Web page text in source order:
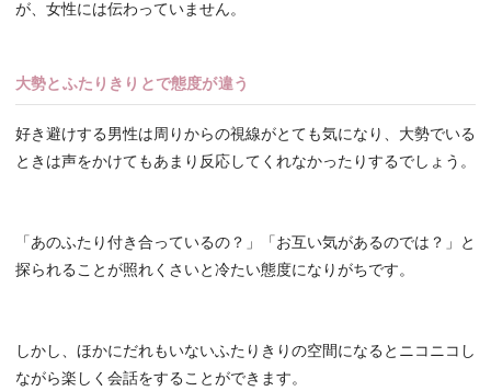
が、女性には伝わっていません。
大勢とふたりきりとで態度が違う
好き避けする男性は周りからの視線がとても気になり、大勢でいる
ときは声をかけてもあまり反応してくれなかったりするでしょう。
「あのふたり付き合っているの？」「お互い気があるのでは？」と
探られることが照れくさいと冷たい態度になりがちです。
しかし、ほかにだれもいないふたりきりの空間になるとニコニコし
ながら楽しく会話をすることができます。